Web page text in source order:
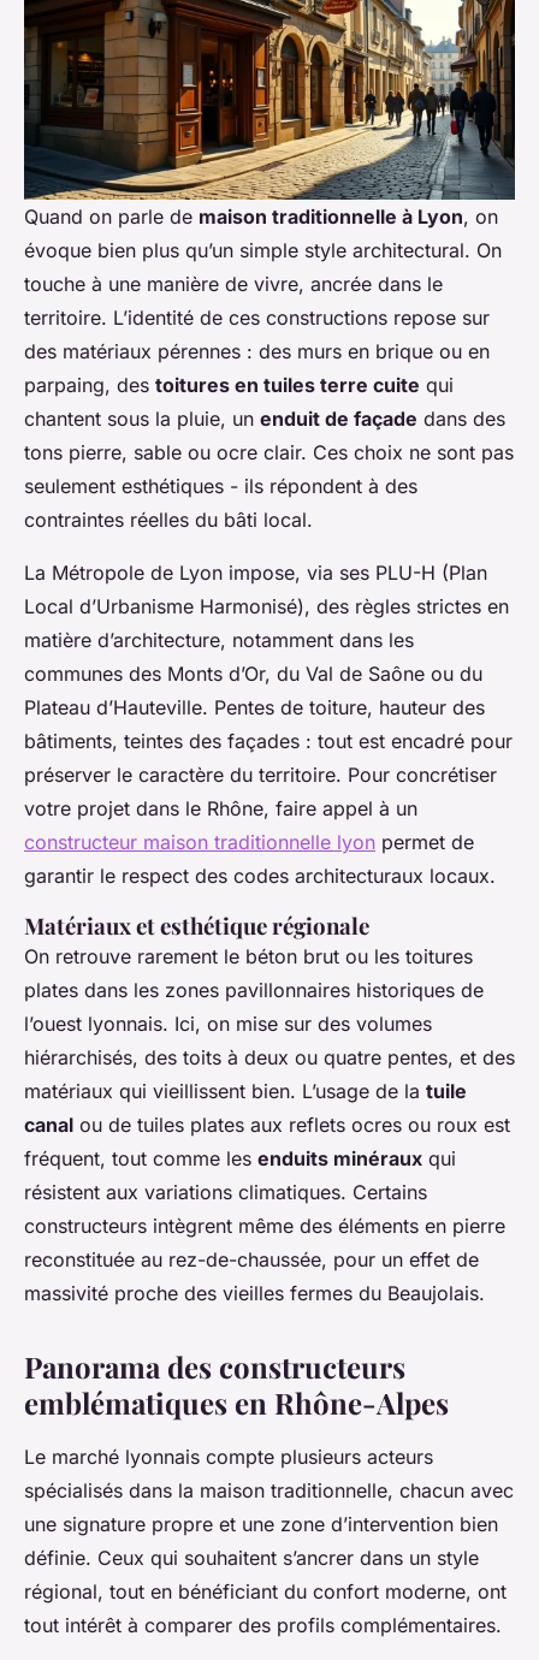
Quand on parle de maison traditionnelle à Lyon, on
évoque bien plus qu’un simple style architectural. On
touche à une manière de vivre, ancrée dans le
territoire. L’identité de ces constructions repose sur
des matériaux pérennes : des murs en brique ou en
parpaing, des toitures en tuiles terre cuite qui
chantent sous la pluie, un enduit de façade dans des
tons pierre, sable ou ocre clair. Ces choix ne sont pas
seulement esthétiques - ils répondent à des
contraintes réelles du bâti local.
La Métropole de Lyon impose, via ses PLU-H (Plan
Local d’Urbanisme Harmonisé), des règles strictes en
matière d’architecture, notamment dans les
communes des Monts d’Or, du Val de Saône ou du
Plateau d’Hauteville. Pentes de toiture, hauteur des
bâtiments, teintes des façades : tout est encadré pour
préserver le caractère du territoire. Pour concrétiser
votre projet dans le Rhône, faire appel à un
constructeur maison traditionnelle lyon permet de
garantir le respect des codes architecturaux locaux.
Matériaux et esthétique régionale
On retrouve rarement le béton brut ou les toitures
plates dans les zones pavillonnaires historiques de
l’ouest lyonnais. Ici, on mise sur des volumes
hiérarchisés, des toits à deux ou quatre pentes, et des
matériaux qui vieillissent bien. L’usage de la tuile
canal ou de tuiles plates aux reflets ocres ou roux est
fréquent, tout comme les enduits minéraux qui
résistent aux variations climatiques. Certains
constructeurs intègrent même des éléments en pierre
reconstituée au rez-de-chaussée, pour un effet de
massivité proche des vieilles fermes du Beaujolais.
Panorama des constructeurs
emblématiques en Rhône-Alpes
Le marché lyonnais compte plusieurs acteurs
spécialisés dans la maison traditionnelle, chacun avec
une signature propre et une zone d’intervention bien
définie. Ceux qui souhaitent s’ancrer dans un style
régional, tout en bénéficiant du confort moderne, ont
tout intérêt à comparer des profils complémentaires.